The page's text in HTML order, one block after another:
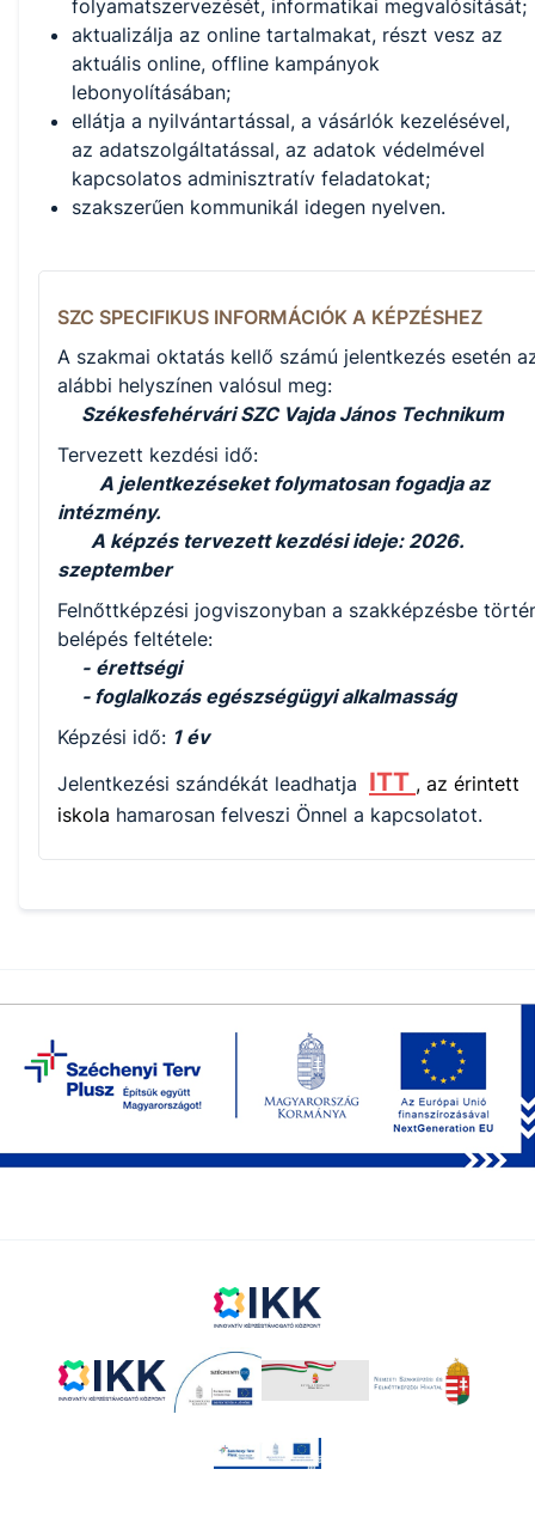
folyamatszervezését, informatikai megvalósítását;
aktualizálja az online tartalmakat, részt vesz az
aktuális online, offline kampányok
lebonyolításában;
ellátja a nyilvántartással, a vásárlók kezelésével,
az adatszolgáltatással, az adatok védelmével
kapcsolatos adminisztratív feladatokat;
szakszerűen kommunikál idegen nyelven.
SZC SPECIFIKUS INFORMÁCIÓK A KÉPZÉSHEZ
A szakmai oktatás kellő számú jelentkezés esetén
alábbi helyszínen valósul meg:
Székesfehérvári SZC Vajda János Technikum
Tervezett kezdési idő:
A jelentkezéseket folymatosan fogadja az
intézmény.
A képzés tervezett kezdési ideje: 2026.
szeptember
Felnőttképzési jogviszonyban a szakképzésbe
belépés feltétele:
- érettségi
- foglalkozás egészségügyi alkalmasság
Képzési idő: 1 év
Jelentkezési szándékát leadhatja ITT , az érintett
iskola hamarosan felveszi Önnel a kapcsolatot.